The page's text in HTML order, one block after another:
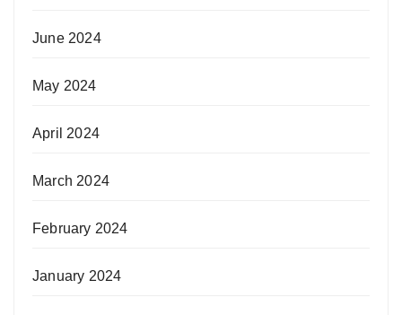
June 2024
May 2024
April 2024
March 2024
February 2024
January 2024